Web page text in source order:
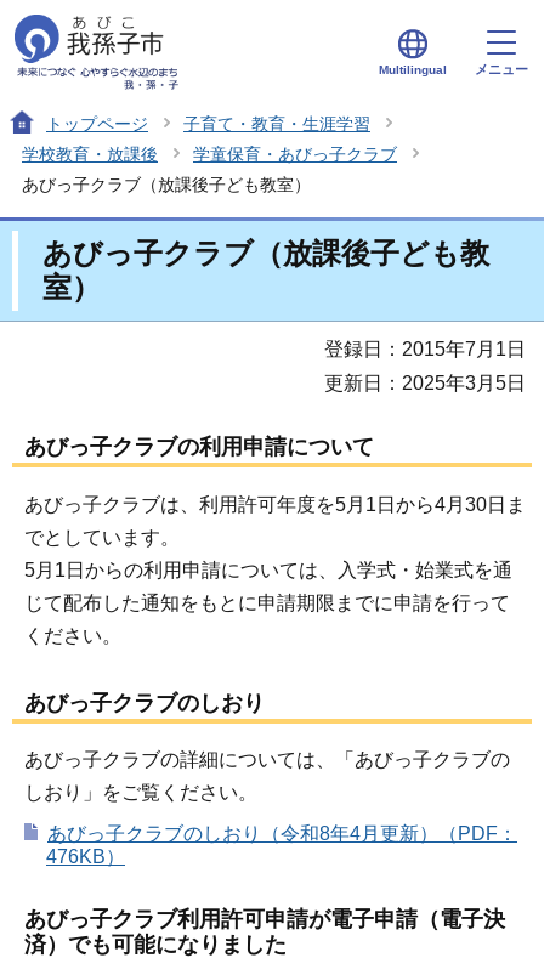
Multilingual メニュー
トップページ
子育て・教育・生涯学習
学校教育・放課後
学童保育・あびっ子クラブ
あびっ子クラブ（放課後子ども教室）
あびっ子クラブ（放課後子ども教
室）
登録日：2015年7月1日
更新日：2025年3月5日
あびっ子クラブの利用申請について
あびっ子クラブは、利用許可年度を5月1日から4月30日ま
でとしています。
5月1日からの利用申請については、入学式・始業式を通
じて配布した通知をもとに申請期限までに申請を行って
ください。
あびっ子クラブのしおり
あびっ子クラブの詳細については、「あびっ子クラブの
しおり」をご覧ください。
あびっ子クラブのしおり（令和8年4月更新）（PDF：
476KB）
あびっ子クラブ利用許可申請が電子申請（電子決
済）でも可能になりました